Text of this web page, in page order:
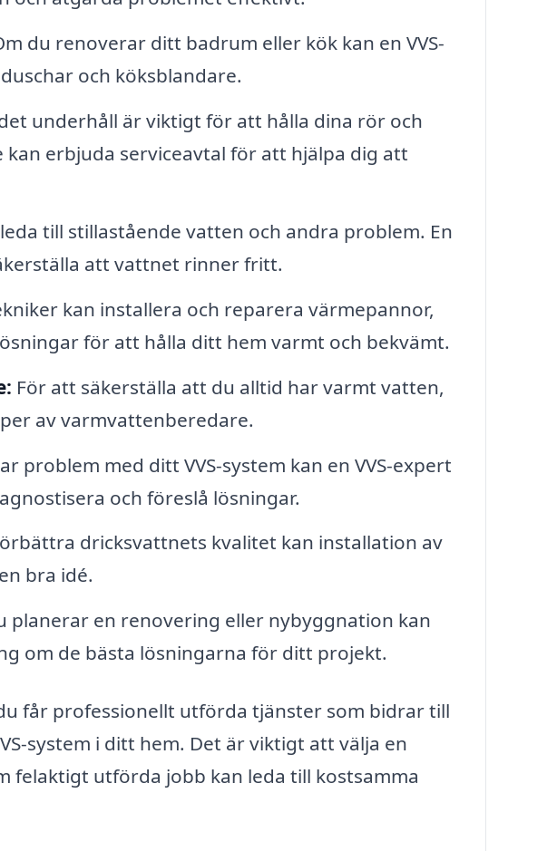
du renoverar ditt badrum eller kök kan en VVS-
och köksblandare.
underhåll är viktigt för att hålla dina rör och
kan erbjuda serviceavtal för att hjälpa dig att
till stillastående vatten och andra problem. En
att vattnet rinner fritt.
kan installera och reparera värmepannor,
för att hålla ditt hem varmt och bekvämt.
För att säkerställa att du alltid har varmt vatten,
av varmvattenberedare.
problem med ditt VVS-system kan en VVS-expert
och föreslå lösningar.
dricksvattnets kvalitet kan installation av
bra idé.
planerar en renovering eller nybyggnation kan
om de bästa lösningarna för ditt projekt.
får professionellt utförda tjänster som bidrar till
system i ditt hem. Det är viktigt att välja en
felaktigt utförda jobb kan leda till kostsamma